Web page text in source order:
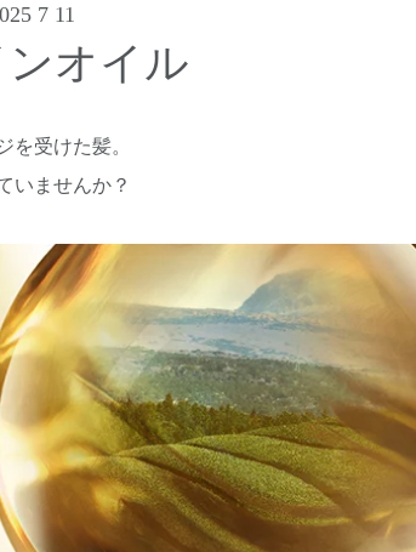
7 11
ンオイル
を受けた髪。
いませんか？